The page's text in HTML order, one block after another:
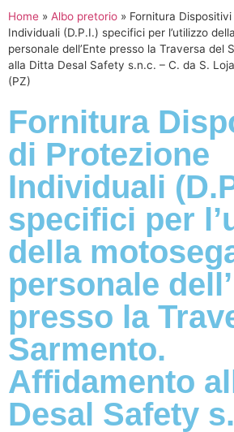
Home » Albo pretorio » Fornitura
Individuali (D.P.I.) specifici per l’utilizzo
personale dell’Ente presso la Traversa del
alla Ditta Desal Safety s.n.c. – C. da S.
(PZ)
Fornitura
di Protezione
Individuali
specifici per
della
personale
presso la
Sarmento.
Affidamento
Desal Safety